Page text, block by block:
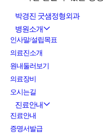
박경진 굿샘정형외과
병원소개
인사말/설립목표
의료진소개
원내둘러보기
의료장비
오시는길
진료안내
진료안내
증명서발급